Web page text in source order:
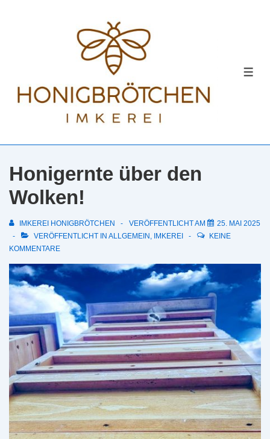
Honigernte über den
Wolken!
IMKEREI HONIGBRÖTCHEN VERÖFFENTLICHT AM
25. MAI 2025
VERÖFFENTLICHT IN ALLGEMEIN IMKEREI
KEINE
KOMMENTARE